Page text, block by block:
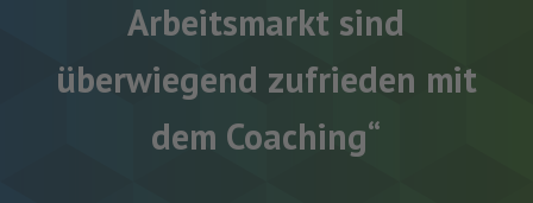
Arbeitsmarkt sind
überwiegend zufrieden mit
dem Coaching“